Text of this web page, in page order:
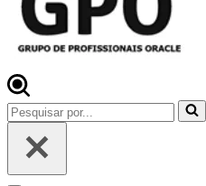
Pesquisar
por...